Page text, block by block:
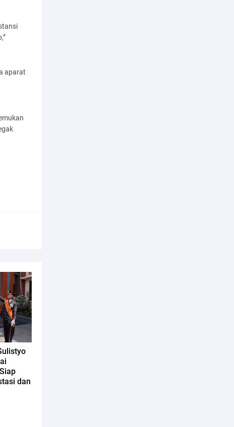
aparat
dan